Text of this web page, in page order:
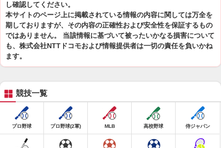
し確認してください。
本サイトのページ上に掲載されている情報の内容に関しては万全を
期しておりますが、その内容の正確性および安全性を保証するもの
ではありません。 当該情報に基づいて被ったいかなる損害について
も、株式会社NTTドコモおよび情報提供者は一切の責任を負いかね
ます。
競技一覧
プロ野球 プロ野球(2軍) MLB 高校野球 侍ジャパン